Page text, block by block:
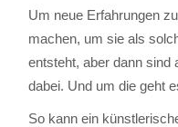
Um neue Erfahrungen
machen, um sie als
entsteht, aber dann sind
dabei. Und um die geht
So kann ein